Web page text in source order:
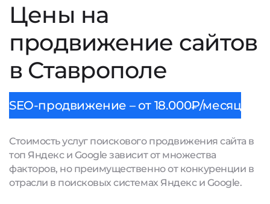
Цены на
продвижение сайтов
в Ставрополе
SEO-продвижение – от 18.000₽/месяц
Стоимость услуг поискового продвижения сайта в
топ Яндекс и Google зависит от множества
факторов, но преимущественно от конкуренции в
отрасли в поисковых системах Яндекс и Google.